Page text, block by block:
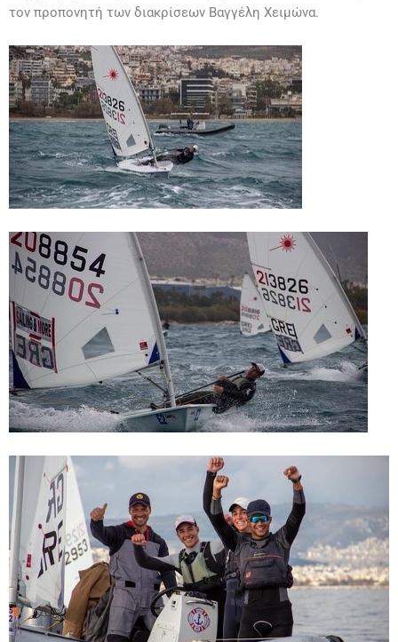
τον προπονητή των διακρίσεων Βαγγέλη Χειμώνα.